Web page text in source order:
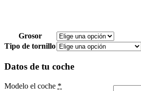
Grosor
Tipo de tornillo
Datos de tu coche
Modelo el coche *